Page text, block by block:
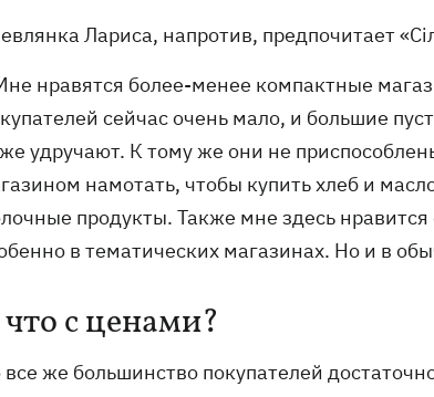
Лариса, напротив, предпочитает
нравятся более-менее компактные
сейчас очень мало, и большие
удручают. К тому же они не
намотать, чтобы купить хлеб и
продукты. Также мне здесь
в тематических магазинах. Но и в
с ценами?
же большинство покупателей